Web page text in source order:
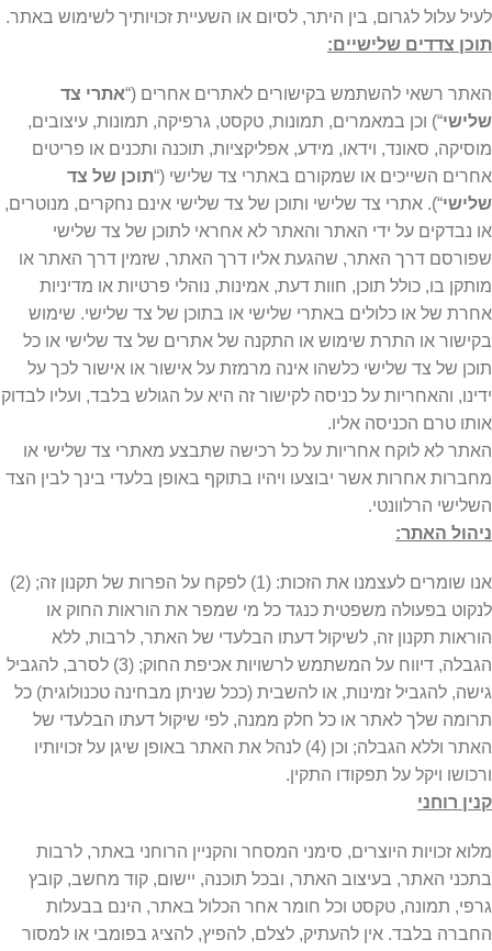
לעיל עלול לגרום, בין היתר, לסיום או השעיית זכויותיך לשימוש באתר.
תוכן צדדים שלישיים:
האתר רשאי להשתמש בקישורים לאתרים אחרים (“אתרי צד
שלישי“) וכן במאמרים, תמונות, טקסט, גרפיקה, תמונות, עיצובים,
מוסיקה, סאונד, וידאו, מידע, אפליקציות, תוכנה ותכנים או פריטים
אחרים השייכים או שמקורם באתרי צד שלישי (“תוכן של צד
שלישי“). אתרי צד שלישי ותוכן של צד שלישי אינם נחקרים, מנוטרים,
או נבדקים על ידי האתר והאתר לא אחראי לתוכן של צד שלישי
שפורסם דרך האתר, שהגעת אליו דרך האתר, שזמין דרך האתר או
מותקן בו, כולל תוכן, חוות דעת, אמינות, נוהלי פרטיות או מדיניות
אחרת של או כלולים באתרי שלישי או בתוכן של צד שלישי. שימוש
בקישור או התרת שימוש או התקנה של אתרים של צד שלישי או כל
תוכן של צד שלישי כלשהו אינה מרמזת על אישור או אישור לכך על
ידינו, והאחריות על כניסה לקישור זה היא על הגולש בלבד, ועליו לבדוק
אותו טרם הכניסה אליו.
האתר לא לוקח אחריות על כל רכישה שתבצע מאתרי צד שלישי או
מחברות אחרות אשר יבוצעו ויהיו בתוקף באופן בלעדי בינך לבין הצד
השלישי הרלוונטי.
ניהול האתר:
אנו שומרים לעצמנו את הזכות: (1) לפקח על הפרות של תקנון זה; (2)
לנקוט בפעולה משפטית כנגד כל מי שמפר את הוראות החוק או
הוראות תקנון זה, לשיקול דעתו הבלעדי של האתר, לרבות, ללא
הגבלה, דיווח על המשתמש לרשויות אכיפת החוק; (3) לסרב, להגביל
גישה, להגביל זמינות, או להשבית (ככל שניתן מבחינה טכנולוגית) כל
תרומה שלך לאתר או כל חלק ממנה, לפי שיקול דעתו הבלעדי של
האתר וללא הגבלה; וכן (4) לנהל את האתר באופן שיגן על זכויותיו
ורכושו ויקל על תפקודו התקין.
קנין רוחני
מלוא זכויות היוצרים, סימני המסחר והקניין הרוחני באתר, לרבות
בתכני האתר, בעיצוב האתר, ובכל תוכנה, יישום, קוד מחשב, קובץ
גרפי, תמונה, טקסט וכל חומר אחר הכלול באתר, הינם בבעלות
החברה בלבד. אין להעתיק, לצלם, להפיץ, להציג בפומבי או למסור